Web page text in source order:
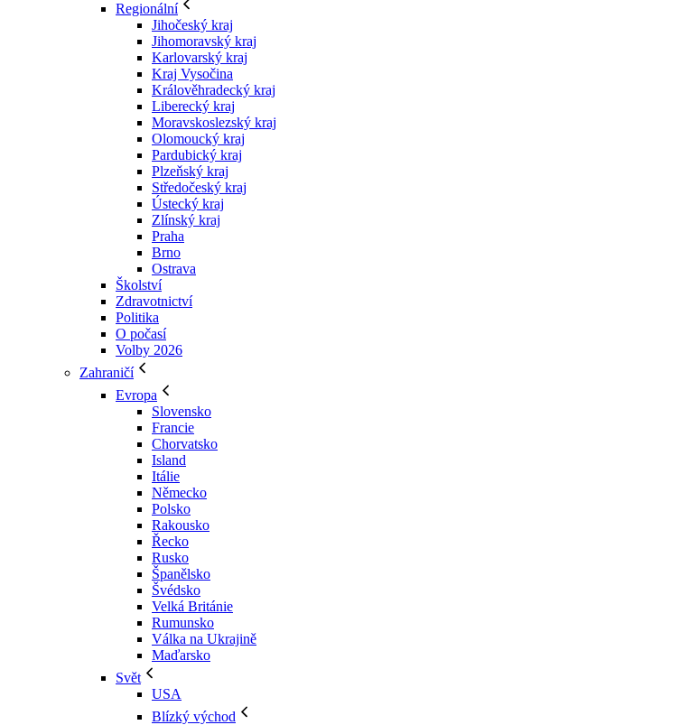
Regionální
Jihočeský kraj
Jihomoravský kraj
Karlovarský kraj
Kraj Vysočina
Králověhradecký kraj
Liberecký kraj
Moravskoslezský kraj
Olomoucký kraj
Pardubický kraj
Plzeňský kraj
Středočeský kraj
Ústecký kraj
Zlínský kraj
Praha
Brno
Ostrava
Školství
Zdravotnictví
Politika
O počasí
Volby 2026
Zahraničí
Evropa
Slovensko
Francie
Chorvatsko
Island
Itálie
Německo
Polsko
Rakousko
Řecko
Rusko
Španělsko
Švédsko
Velká Británie
Rumunsko
Válka na Ukrajině
Maďarsko
Svět
USA
Blízký východ